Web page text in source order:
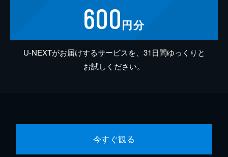
600円分
U-NEXTがお届けするサービスを、31日間ゆっくりと
お試しください。
今すぐ観る